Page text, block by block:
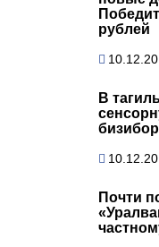
рублей
В
Почти